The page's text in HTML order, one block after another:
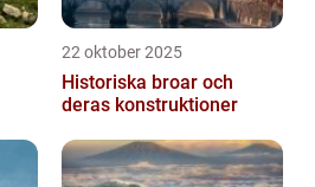
22 oktober 2025
Historiska broar och
deras konstruktioner